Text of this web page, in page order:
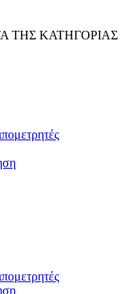
ΤΗΣ ΚΑΤΗΓΟΡΙΑΣ